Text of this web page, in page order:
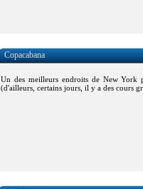
Copacabana
Un des meilleurs endroits de New York
(d'ailleurs, certains jours, il y a des cours